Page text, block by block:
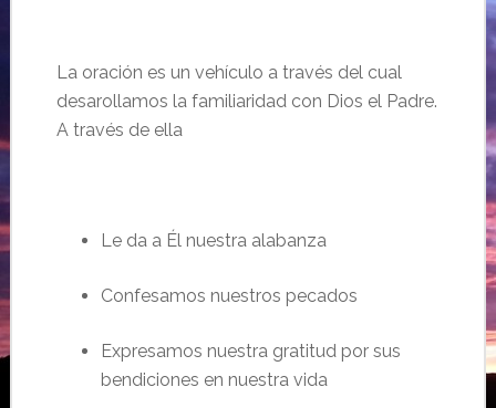
La oración es un vehículo a través del cual
desarollamos la familiaridad con Dios el Padre.
A través de ella
Leda a Él nuestra alabanza
Confesamos nuestros pecados
Expresamos nuestra gratitud por sus
bendiciones en nuestra vida